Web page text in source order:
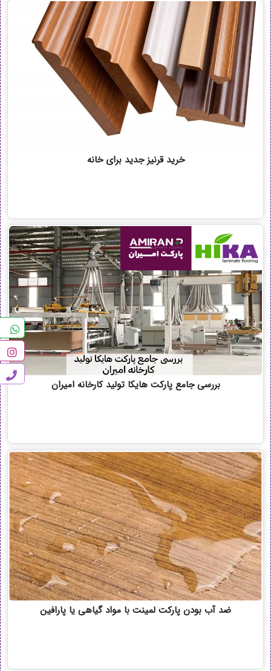
خرید قرنیز جدید برای خانه
بررسی جامع پارکت هایکا تولید کارخانه امیران
ضد آب بودن پارکت لمینت با مواد گیاهی یا پارافین